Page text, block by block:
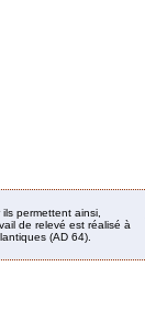
permettent ainsi,
de relevé est réalisé à
(AD 64).